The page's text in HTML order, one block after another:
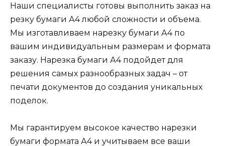
Наши специалисты готовы выполнить заказ на
резку бумаги А4 любой сложности и объема.
Мы изготавливаем нарезку бумаги А4 по
вашим индивидуальным размерам и формата
заказу. Нарезка бумаги А4 подойдет для
решения самых разнообразных задач – от
печати документов до создания уникальных
поделок.
Мы гарантируем высокое качество нарезки
бумаги формата А4 и учитываем все ваши